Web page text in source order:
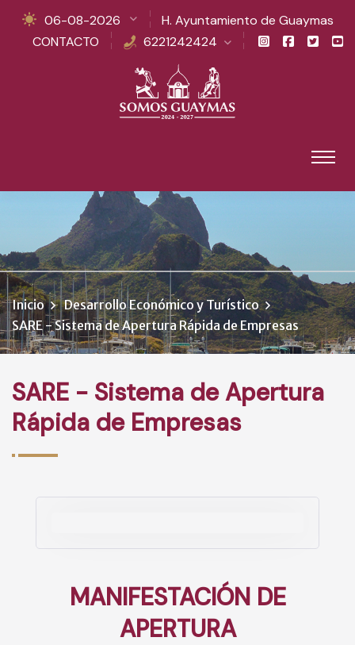
06-08-2026
H. Ayuntamiento de Guaymas
CONTACTO
6221242424
Inicio
Desarrollo Económico y Turístico
SARE - Sistema de Apertura Rápida de Empresas
SARE - Sistema de Apertura
Rápida de Empresas
MANIFESTACIÓN DE
APERTURA